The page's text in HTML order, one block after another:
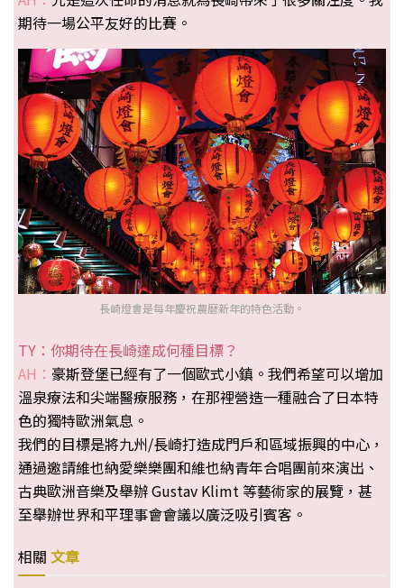
期待一場公平友好的比賽。
長崎燈會是每年慶祝農曆新年的特色活動。
TY：你期待在長崎達成何種目標？
AH： 豪斯登堡已經有了一個歐式小鎮。我們希望可以增加
溫泉療法和尖端醫療服務，在那裡營造一種融合了日本特
色的獨特歐洲氣息。
我們的目標是將九州/長崎打造成門戶和區域振興的中心，
通過邀請維也納愛樂樂團和維也納青年合唱團前來演出、
古典歐洲音樂及舉辦 Gustav Klimt 等藝術家的展覽，甚
至舉辦世界和平理事會會議以廣泛吸引賓客。
相關 文章